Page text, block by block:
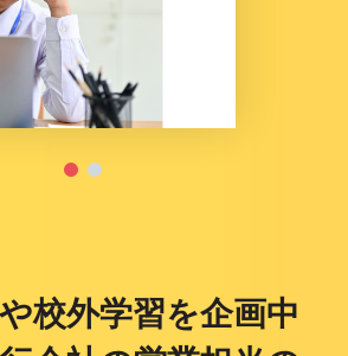
校外学習を企画中